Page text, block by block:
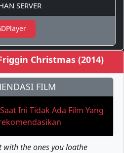
SERVER
Christmas (2014)
FILM
Ini Tidak Ada Film Yang
with the ones you loathe